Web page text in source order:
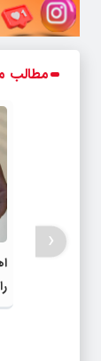
مطالب
‹